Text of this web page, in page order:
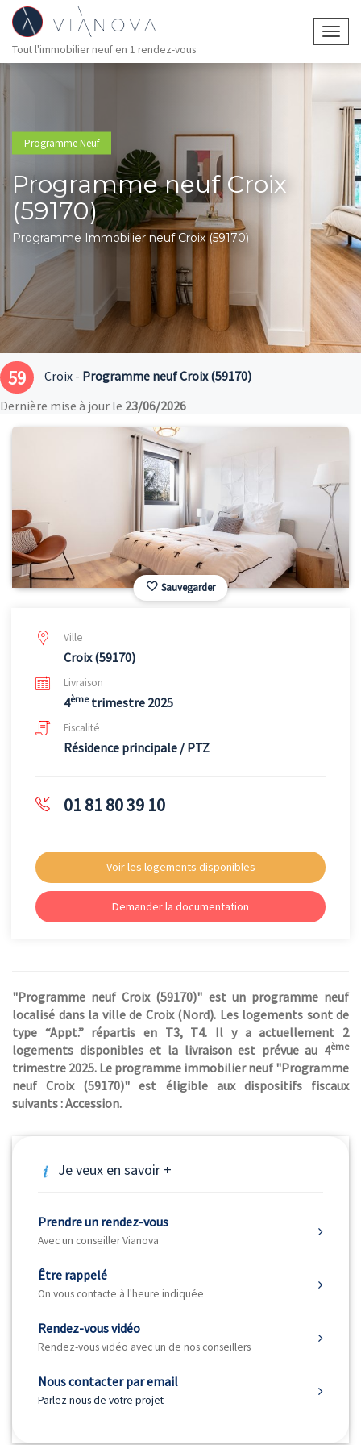
Tout l'immobilier neuf en 1 rendez-vous
Programme Neuf
Programme neuf Croix
(59170)
Programme Immobilier neuf Croix (59170)
59 Croix - Programme neuf Croix (59170)
Dernière mise à jour le 23/06/2026
Sauvegarder
Ville
Croix (59170)
Livraison
4èmetrimestre 2025
Fiscalité
Résidence principale / PTZ
01 81 80 39 10
Voir les logements disponibles
Demander la documentation
"Programme neuf Croix (59170)" est un programme neuf
localisé dans la ville de Croix (Nord). Les logements sont de
type “Appt.” répartis en T3, T4. Il y a actuellement 2
logements disponibles et la livraison est prévue au 4ème
trimestre 2025. Le programme immobilier neuf "Programme
neuf Croix (59170)" est éligible aux dispositifs fiscaux
suivants : Accession.
Je veux en savoir +
Prendre un rendez-vous
Avec un conseiller Vianova
Être rappelé
On vous contacte à l'heure indiquée
Rendez-vous vidéo
Rendez-vous vidéo avec un de nos conseillers
Nous contacter par email
Parlez nous de votre projet